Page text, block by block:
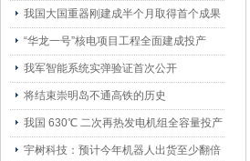
我国大国重器刚建成半个月取得首个成果
“华龙一号”核电项目工程全面建成投产
我军智能系统实弹验证首次公开
将结束崇明岛不通高铁的历史
我国 630℃ 二次再热发电机组全容量投产
宇树科技：预计今年机器人出货至少翻倍